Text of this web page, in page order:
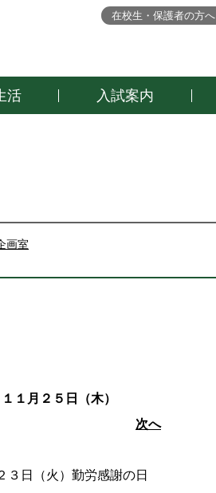
活 入試案内
在校生・保護者の方へ
画室
１１月２５日（木）
次へ
３日（火）勤労感謝の日